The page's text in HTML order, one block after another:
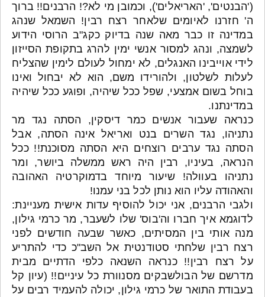
('הבנטים', 'האריאלים'), וכמובן מי לא?! הרבנים!! ברוך
ה' חזרנו לאיומים שלאחר רצח רבין! השמאל שנהג
במדינה זו כבר מאה שנה בדיוק כקג"ב הרוסי הידוע
לשמצה, ונהג למסור אנשי ימין להרג בתקופת הסייזון
לידי אוייבינו האנגלים, לא ימחול לעולם לימין שהצליח
לעלות לשלטון, ולהורידו משם, הוא לא יבחול ואינו
בוחל בשום אמצעי, שפל ככל שיהיה, ופוגע ככל שיהיה
במדינתנו.
כנראה שעבור אנשים כמר דיסקין, הסתה נגד מר
נתניהו, נגד השרים בנט ואריאל אינה הסתה, אבל
הסתה נגד ערבים רוצחים היא הסתה מסוכנת!! ככל
הנראה, בעיניו, רבין היה ראש ממשלה ביושר, ומר
נתניהו בעוולה! שיעור מיוחד בדמוקרטיה האהובה
והאהודה עליו הוא נותן לכל בני עמנו!
ולגבי הרבנים, אני יכול להוסיף עדות אישית מעניינת:
לדוגמא איך חברו וה'בוס' שלו לשעבר, מר כרמי גילון,
מנה אותי בין המסיתים, כאשר שבעה חודשים לפני
רצח רבין שלחתי סטודנטית אל השב"כ כדי להתריע
על רצח רבין!! כנראה השנאה כלפי הדתיים מבית
מדרשם של הבולשבקים מסנוורת כל עיניים!! (עיון קל
בעבודת התואר של כרמי גילון, יכולה להעמיד רבים על